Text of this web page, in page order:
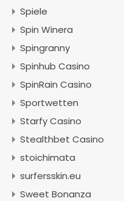
Spiele
Spin Winera
Spingranny
Spinhub Casino
SpinRain Casino
Sportwetten
Starfy Casino
Stealthbet Casino
stoichimata
surfersskin.eu
Sweet Bonanza